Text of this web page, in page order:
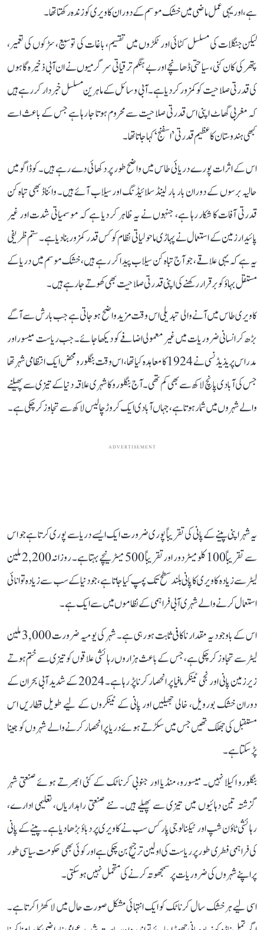
ہے، اور یہی عمل ماضی میں خشک موسم کے دوران کاویری کو زندہ رکھتا تھا۔
لیکن جنگلات کی مسلسل کٹائی اور ٹکڑوں میں تقسیم، باغات کی توسیع، سڑکوں کی تعمیر،
پتھر کی کان کنی، سیاحتی ڈھانچے اور بے ہنگم ترقیاتی سرگرمیوں نے ان آبی ذخیرہ گاہوں
کی قدرتی صلاحیت کو کمزور کر دیا ہے۔ آبی وسائل کے ماہرین مسلسل خبردار کر رہے ہیں
کہ مغربی گھاٹ اپنی اس قدرتی صلاحیت سے محروم ہوتا جا رہا ہے جس کے باعث اسے
کبھی ہندوستان کا عظیم قدرتی ’اسفنج‘ کہا جاتا تھا۔
اس کے اثرات پورے دریائی طاس میں واضح طور پر دکھائی دے رہے ہیں۔ کوڈاگو میں
حالیہ برسوں کے دوران بار بار لینڈ سلائیڈنگ اور سیلاب آئے ہیں۔ وائناڈ بھی تباہ کن
قدرتی آفات کا شکار رہا ہے، جنہوں نے یہ ظاہر کر دیا ہے کہ موسمیاتی شدت اور غیر
پائیدار زمین کے استعمال نے پہاڑی ماحولیاتی نظام کو کس قدر کمزور بنا دیا ہے۔ ستم ظریفی
یہ ہے کہ یہی علاقے، جو آج تباہ کن سیلاب پیدا کر رہے ہیں، خشک موسم میں دریا کے
مستقل بہاؤ کو برقرار رکھنے کی اپنی قدرتی صلاحیت بھی کھوتے جا رہے ہیں۔
کاویری طاس میں آنے والی تبدیلی اس وقت مزید واضح ہو جاتی ہے جب بارش سے آگے
بڑھ کر انسانی ضروریات میں غیر معمولی اضافے کو دیکھا جائے۔ جب ریاست میسور اور
مدراس پریذیڈنسی نے 1924 کا معاہدہ کیا تھا، اس وقت بنگلورو محض ایک انتظامی شہر تھا
جس کی آبادی پانچ لاکھ سے بھی کم تھی۔ آج بنگلورو کا شہری علاقہ دنیا کے تیزی سے پھیلنے
والے شہروں میں شمار ہوتا ہے، جہاں آبادی ایک کروڑ چالیس لاکھ سے تجاوز کر چکی ہے۔
ADVERTISEMENT
یہ شہر اپنی پینے کے پانی کی تقریباً پوری ضرورت ایک ایسے دریا سے پوری کرتا ہے جو اس
سے تقریباً 100 کلومیٹر دور اور تقریباً 500 میٹر نیچے بہتا ہے۔ روزانہ 2,200 ملین
لیٹر سے زیادہ کاویری کا پانی بلند سطح تک پمپ کیا جاتا ہے، جو دنیا کے سب سے زیادہ توانائی
استعمال کرنے والے شہری آبی فراہمی کے نظاموں میں سے ایک ہے۔
اس کے باوجود یہ مقدار ناکافی ثابت ہو رہی ہے۔ شہر کی یومیہ ضرورت 3,000 ملین
لیٹر سے تجاوز کر چکی ہے، جس کے باعث ہزاروں رہائشی علاقوں کو تیزی سے ختم ہوتے
زیرزمین پانی اور نجی ٹینکر مافیا پر انحصار کرنا پڑ رہا ہے۔ 2024 کے شدید آبی بحران کے
دوران خشک بورویل، خالی جھیلیں اور پانی کے ٹینکروں کے لیے طویل قطاریں اس
مستقبل کی جھلک تھیں جس میں سکڑتے ہوئے دریا پر انحصار کرنے والے شہروں کو جینا
پڑ سکتا ہے۔
بنگلورو اکیلا نہیں۔ میسورو، منڈیا اور جنوبی کرناٹک کے کئی ابھرتے ہوئے صنعتی شہر
گزشتہ تین دہائیوں میں تیزی سے پھیلے ہیں۔ نئے صنعتی راہداریاں، تعلیمی ادارے،
رہائشی ٹاؤن شپ اور ٹیکنالوجی پارکس سب نے کاویری پر دباؤ بڑھا دیا ہے۔ پینے کے پانی
کی فراہمی فطری طور پر ریاست کی اولین ترجیح بن چکی ہے اور کوئی بھی حکومت سیاسی طور
پر اپنے شہروں کی ضروریات پر سمجھوتہ کرنے کی متحمل نہیں ہو سکتی۔
اسی لیے ہر خشک سال کرناٹک کو ایک انتہائی مشکل صورت حال میں لا کھڑا کرتا ہے۔